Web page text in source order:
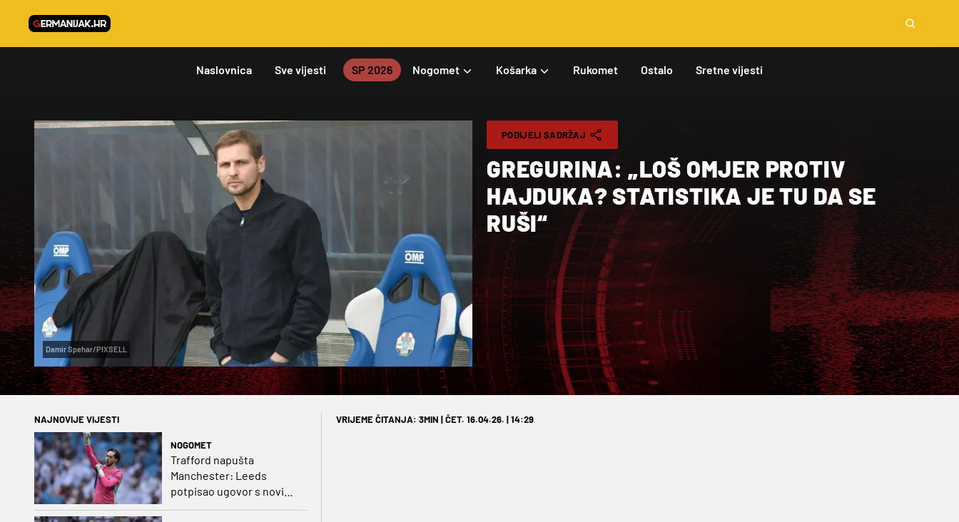
Naslovnica Sve vijesti SP 2026 Nogomet Košarka Rukomet Ostalo Sretne vijesti
Damir Spehar/PIXSELL
PODIJELI SADRŽAJ
GREGURINA: „LOŠ OMJER PROTIV
HAJDUKA? STATISTIKA JE TU DA SE
RUŠI“
NAJNOVIJE VIJESTI
NOGOMET
Trafford napušta
Manchester: Leeds
potpisao ugovor s novim
VRIJEME ČITANJA: 3MIN | ČET. 16.04.26. | 14:29